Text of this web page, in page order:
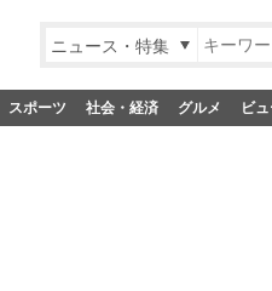
ニュース・特集
スポーツ 社会・経済 グルメ ビ